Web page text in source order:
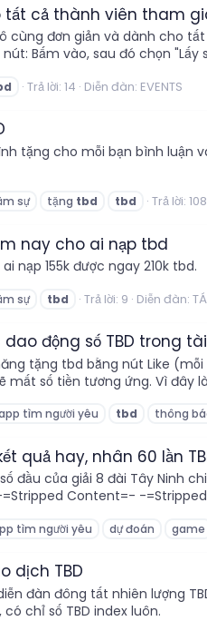
tất cả thành viên tham
cùng đơn giản và dành cho
Bấm vào, sau đó chọn
Trả lời: 14 Diễn đàn: EVENTS
tặng cho mỗi bạn bình luận
sự tặng tbd tbd Trả lời: 108
nay cho ai nạp tbd
nạp 155k được ngay 210k tbd.
sự tbd Trả lời: 9 Diễn đàn:
động số TBD trong
tặng tbd bằng nút Like
mất số tiền tương ứng. Vì đây
tìm người yêu tbd thông
quả hay, nhân 60 lần
đầu của giải 8 đài Tây Ninh
Content=- -
tìm người yêu dự đoán game
dịch TBD
đàn đông tất nhiên lượng
chỉ số TBD index luôn.